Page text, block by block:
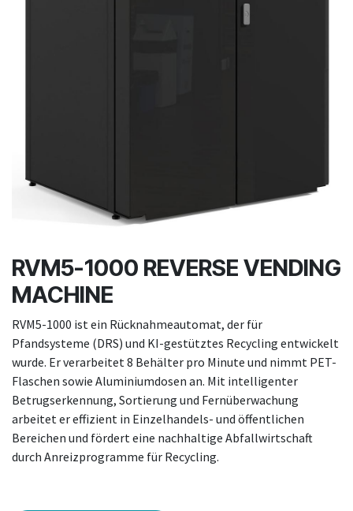
RVM5-1000 REVERSE VENDING
MACHINE
RVM5-1000 ist ein Rücknahmeautomat, der für
Pfandsysteme (DRS) und KI-gestütztes Recycling entwickelt
wurde. Er verarbeitet 8 Behälter pro Minute und nimmt PET-
Flaschen sowie Aluminiumdosen an. Mit intelligenter
Betrugserkennung, Sortierung und Fernüberwachung
arbeitet er effizient in Einzelhandels- und öffentlichen
Bereichen und fördert eine nachhaltige Abfallwirtschaft
durch Anreizprogramme für Recycling.